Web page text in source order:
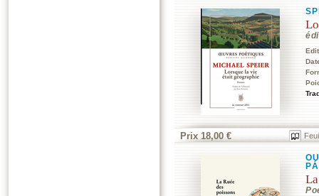
Prix 18,00 €